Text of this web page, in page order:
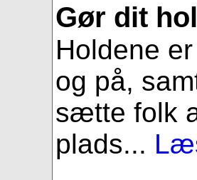
Gør dit
Holdene
og på,
sætte folk
plads...